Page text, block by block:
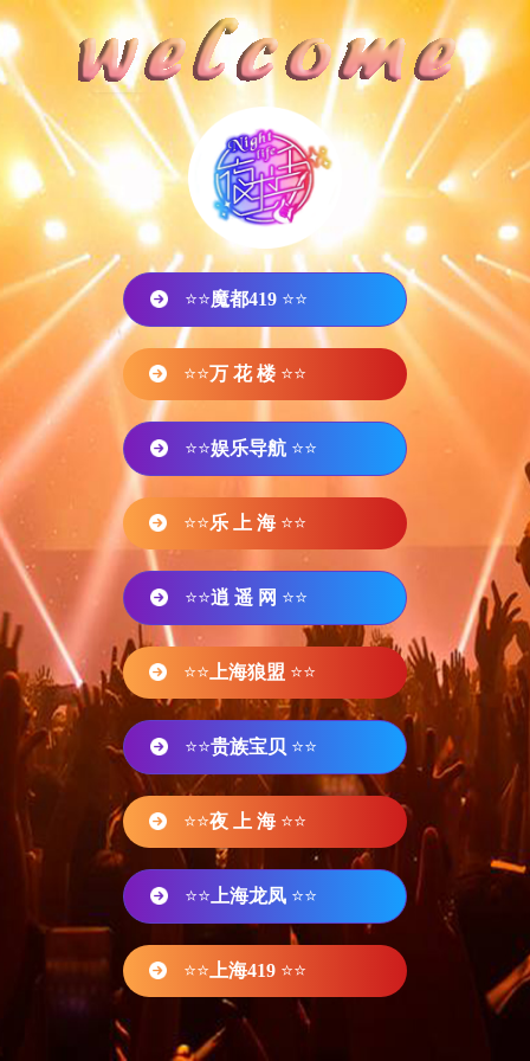
⭐⭐魔都419 ⭐⭐
⭐⭐万 花 楼 ⭐⭐
⭐⭐娱乐导航 ⭐⭐
⭐⭐乐 上 海 ⭐⭐
⭐⭐逍 遥 网 ⭐⭐
⭐⭐ 上海狼盟 ⭐⭐
⭐⭐贵族宝贝 ⭐⭐
⭐⭐夜 上 海 ⭐⭐
⭐⭐ 上海龙凤 ⭐⭐
⭐⭐ 上海419 ⭐⭐